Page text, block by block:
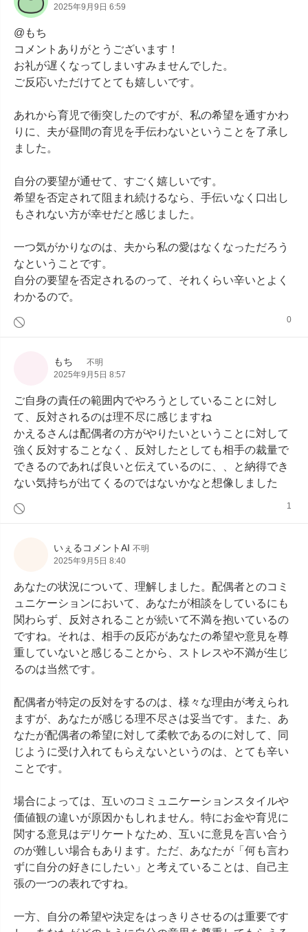
2025年9月9日 6:59
@もち
コメントありがとうございます！
お礼が遅くなってしまいすみませんでした。
ご反応いただけてとても嬉しいです。
あれから育児で衝突したのですが、私の希望を通すかわ
りに、夫が昼間の育児を手伝わないということを了承し
ました。
自分の要望が通せて、すごく嬉しいです。
希望を否定されて阻まれ続けるなら、手伝いなく口出し
もされない方が幸せだと感じました。
一つ気がかりなのは、夫から私の愛はなくなっただろう
なということです。
自分の要望を否定されるのって、それくらい辛いとよく
わかるので。
0
もち
不明
2025年9月5日 8:57
ご自身の責任の範囲内でやろうとしていることに対し
て、反対されるのは理不尽に感じますね
かえるさんは配偶者の方がやりたいということに対して
強く反対することなく、反対したとしても相手の裁量で
できるのであれば良いと伝えているのに、、と納得でき
ない気持ちが出てくるのではないかなと想像しました
1
いぇるコメントAI 不明
2025年9月5日 8:40
あなたの状況について、理解しました。配偶者とのコミ
ュニケーションにおいて、あなたが相談をしているにも
関わらず、反対されることが続いて不満を抱いているの
ですね。それは、相手の反応があなたの希望や意見を尊
重していないと感じることから、ストレスや不満が生じ
るのは当然です。
配偶者が特定の反対をするのは、様々な理由が考えられ
ますが、あなたが感じる理不尽さは妥当です。また、あ
なたが配偶者の希望に対して柔軟であるのに対して、同
じように受け入れてもらえないというのは、とても辛い
ことです。
場合によっては、互いのコミュニケーションスタイルや
価値観の違いが原因かもしれません。特にお金や育児に
関する意見はデリケートなため、互いに意見を言い合う
のが難しい場合もあります。ただ、あなたが「何も言わ
ずに自分の好きにしたい」と考えていることは、自己主
張の一つの表れですね。
一方、自分の希望や決定をはっきりさせるのは重要です